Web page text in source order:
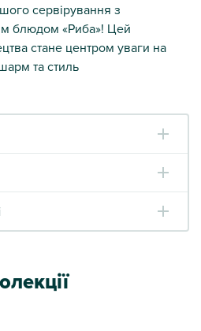
сервірування з
блюдом «Риба»! Цей
стане центром уваги на
та стиль